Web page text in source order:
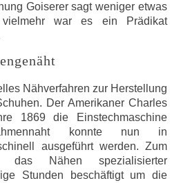
Goiserer sagt weniger etwas
war es ein Prädikat
Nähverfahren zur Herstellung
Der Amerikaner Charles
1869 die Einstechmaschine
konnte nun in
ausgeführt werden. Zum
Nähen spezialisierter
Stunden beschäftigt um die